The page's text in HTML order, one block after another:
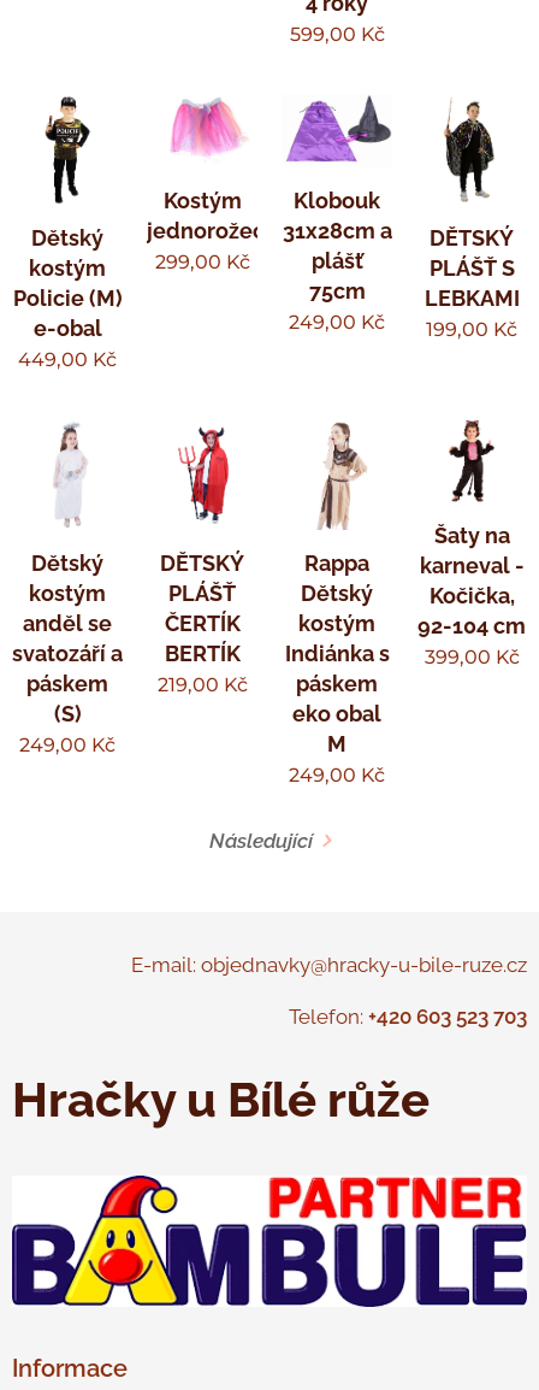
599,00 Kč
Dětský
kostým
Policie (M)
e-obal
449,00 Kč
Kostým
jednorožec
299,00 Kč
Klobouk
31x28cm a
plášť
75cm
249,00 Kč
DĚTSKÝ
PLÁŠŤ S
LEBKAMI
199,00 Kč
Dětský
kostým
anděl se
svatozáří a
páskem
(S)
249,00 Kč
DĚTSKÝ
PLÁŠŤ
ČERTÍK
BERTÍK
219,00 Kč
Rappa
Dětský
kostým
Indiánka s
páskem
eko obal
M
249,00 Kč
Šaty na
karneval -
Kočička,
92-104 cm
399,00 Kč
Následující
E-mail: objednavky@hracky-u-bile-ruze.cz
Telefon: +420 603 523 703
Hračky u Bílé růže
Informace